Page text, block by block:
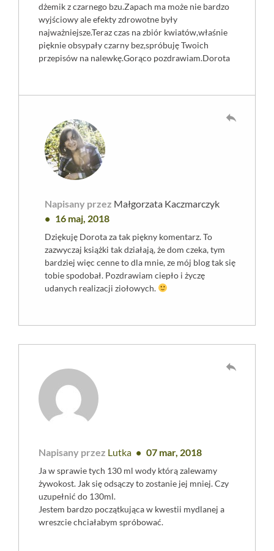
dżemik z czarnego bzu.Zapach ma może nie bardzo
wyjściowy ale efekty zdrowotne były
najważniejsze.Teraz czas na zbiór kwiatów,właśnie
pięknie obsypały czarny bez,spróbuję Twoich
przepisów na nalewkę.Gorąco pozdrawiam.Dorota
Napisany przez Małgorzata Kaczmarczyk
16 maj, 2018
Dziękuję Dorota za tak piękny komentarz. To
zazwyczaj książki tak działają, że dom czeka, tym
bardziej więc cenne to dla mnie, ze mój blog tak się
tobie spodobał. Pozdrawiam ciepło i życzę
udanych realizacji ziołowych.
reply
Napisany przez Lutka 07 mar, 2018
Ja w sprawie tych 130 ml wody którą zalewamy
żywokost. Jak się odsączy to zostanie jej mniej. Czy
uzupełnić do 130ml.
Jestem bardzo początkująca w kwestii mydlanej a
wreszcie chciałabym spróbować.
reply